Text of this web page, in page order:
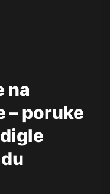
na
– poruke